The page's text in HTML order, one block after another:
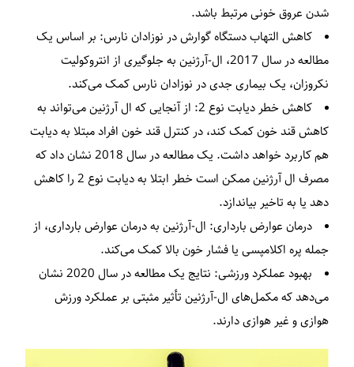
شدن عروق خونی مرتبط باشد.
کاهش التهاب دستگاه گوارش در نوزادان نارس: بر اساس یک
مطالعه در سال 2017، ال-آرژنین به جلوگیری از انتروکولیت
نکروزان، یک بیماری جدی در نوزادان نارس کمک می‌کند.
کاهش خطر دیابت نوع 2:
از آنجایی که ال آرژنین می‌تواند به
کاهش قند خون کمک کند، در کنترل قند خون افراد مبتلا به دیابت
هم کاربرد خواهد داشت. یک مطالعه در سال 2018 نشان داد که
مصرف ال آرژنین ممکن است خطر ابتلا به دیابت نوع 2 را کاهش
دهد یا به تاخیر بیاندازد.
درمان عوارض بارداری: ال-آرژنین به درمان عوارض بارداری، از
جمله پره اکلامپسی یا فشار خون بالا کمک می‌کند.
بهبود عملکرد ورزشی:
نتایج یک مطالعه در سال 2020 نشان
می‌دهد که مکمل‌های ال-آرژنین تأثیر مثبتی بر عملکرد ورزش
هوازی و غیر هوازی دارند.